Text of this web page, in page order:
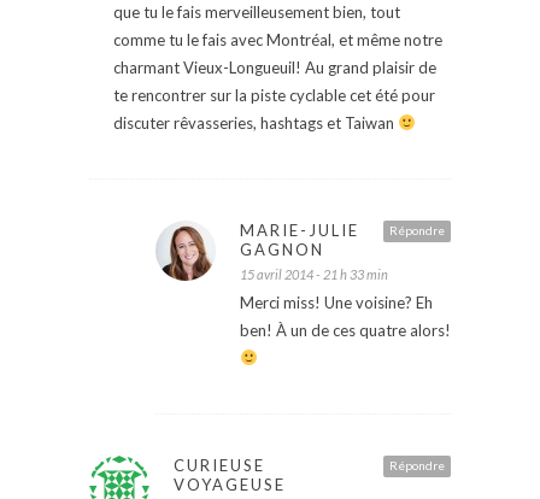
que tu le fais merveilleusement bien, tout
comme tu le fais avec Montréal, et même notre
charmant Vieux-Longueuil! Au grand plaisir de
te rencontrer sur la piste cyclable cet été pour
discuter rêvasseries, hashtags et Taiwan
Répondre
MARIE-JULIE
GAGNON
15 avril 2014 - 21 h 33 min
Merci miss! Une voisine? Eh
ben! À un de ces quatre alors!
Répondre
CURIEUSE
VOYAGEUSE